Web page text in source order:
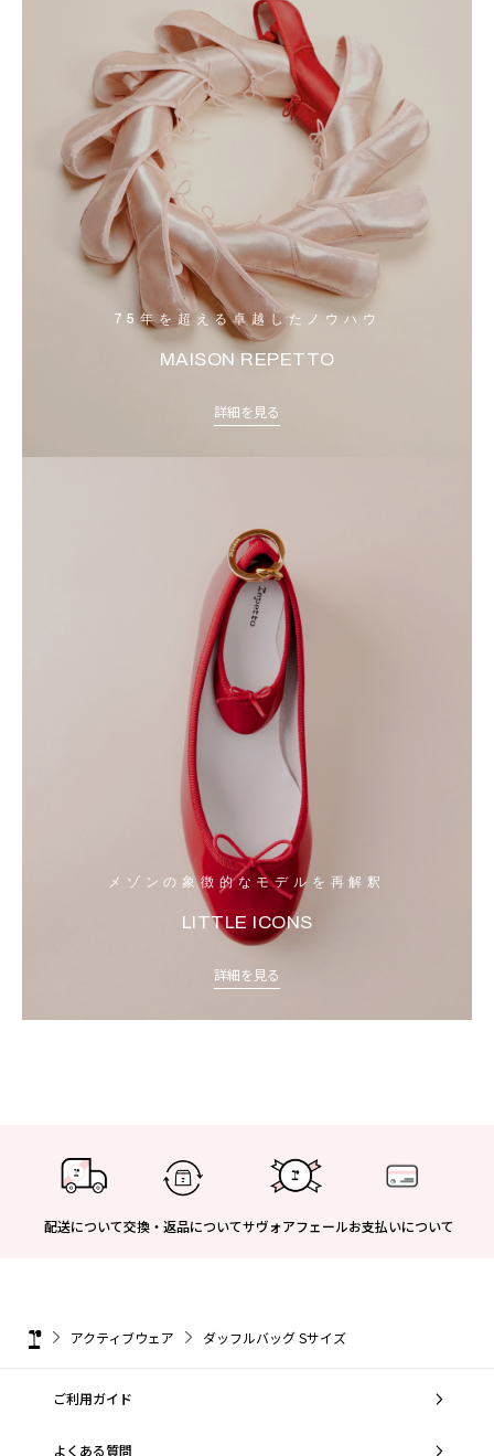
75年を超える卓越したノウハウ
MAISON REPETTO
詳細を見る
メゾンの象徴的なモデルを再解釈
LITTLE ICONS
詳細を見る
配送について交換・返品についてサヴォアフェールお支払いについて
アクティブウェア ダッフルバッグ Sサイズ
ご利用ガイド
よくある質問